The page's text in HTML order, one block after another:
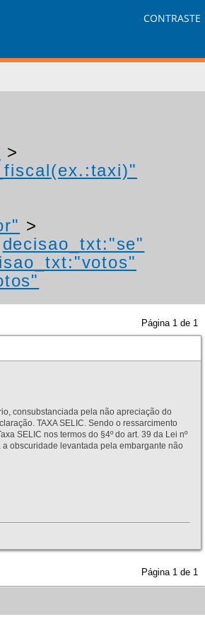
CONTRASTE
>
>
decisao_txt:"se"
Página 1 de 1
consubstanciada pela não apreciação do
TAXA SELIC. Sendo o ressarcimento
SELIC nos termos do §4º do art. 39 da Lei nº
obscuridade levantada pela embargante não
Página 1 de 1